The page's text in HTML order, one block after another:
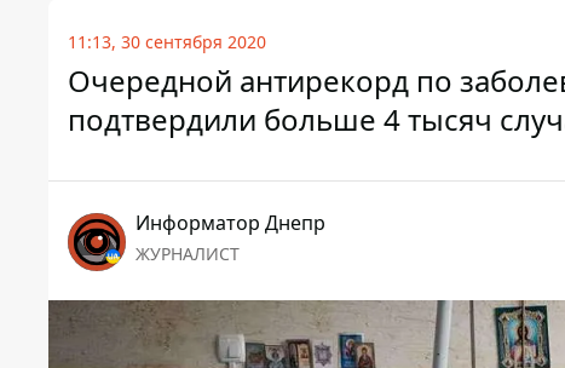
11:13, 30 сентября 2020
Очередной антирекорд по
подтвердили больше 4 тысяч
Информатор Днепр
ЖУРНАЛИСТ